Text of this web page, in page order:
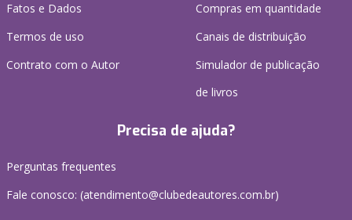
Fatos e Dados
Termos de uso
Contrato com o Autor
Compras em quantidade
Canais de distribuição
Simulador de publicação
de livros
Precisa de ajuda?
Perguntas frequentes
Fale conosco: (atendimento@clubedeautores.com.br)